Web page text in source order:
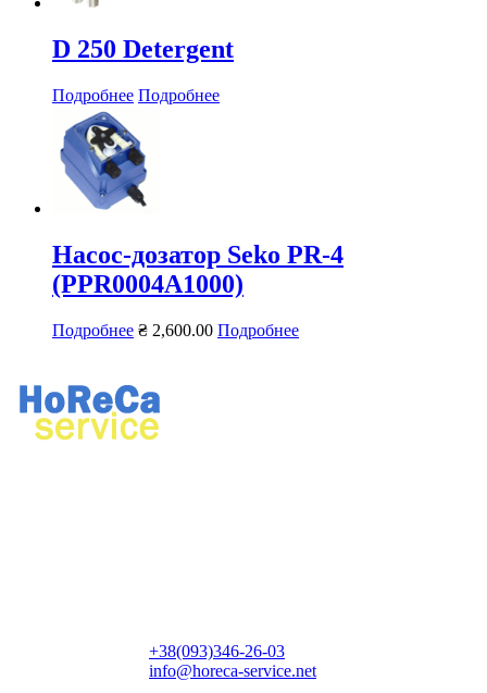
D 250 Detergent
Подробнее Подробнее
Насос-дозатор Seko PR-4
(PPR0004A1000)
Подробнее ₴ 2,600.00 Подробнее
+38(093)346-26-03
info@horeca-service.net